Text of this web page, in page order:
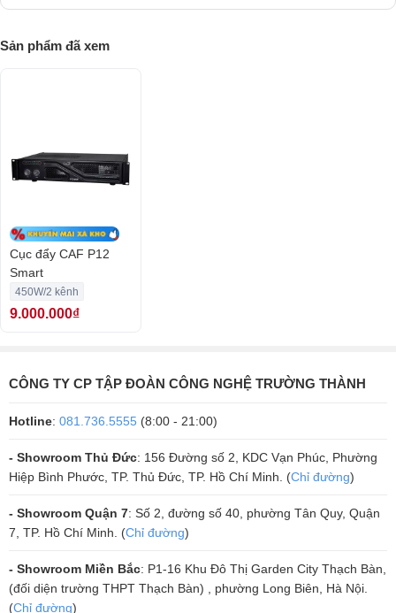
20Hz-20kHz, ± 0.5dB và các mức công suất mà cục đẩy đạt được đó
CAF P12 smart có tương thích với nhiều dòng loa lớn nhỏ khác nhau
và cũng không từ chối bất kỳ dòng vang số nào, chỉ cần có các chỉ số
nhiều cho các phòng karaoke chuyên nghiệp.
Các điểm cộng trong thiết kế của CAF P12 Smart
Không dừng lại ở các ưu điểm về tính năng, thiết kế của cục đẩy cũng
là điểm cộng thu hút người dùng so với những dòng cục đẩy trước đó.
Sản phẩm đã xem
Cục đẩy CAF P12
Smart
450W/2 kênh
9.000.000₫
CÔNG TY CP TẬP ĐOÀN CÔNG NGHỆ TRƯỜNG THÀNH
Hotline: 081.736.5555 (8:00 - 21:00)
- Showroom Thủ Đức: 156 Đường số 2, KDC Vạn Phúc, Phường
Hiệp Bình Phước, TP. Thủ Đức, TP. Hồ Chí Minh. (Chỉ đường)
- Showroom Quận 7: Số 2, đường số 40, phường Tân Quy, Quận
7, TP. Hồ Chí Minh. (Chỉ đường)
- Showroom Miền Bắc: P1-16 Khu Đô Thị Garden City Thạch Bàn,
(đối diện trường THPT Thạch Bàn) , phường Long Biên, Hà Nội.
(Chỉ đường)